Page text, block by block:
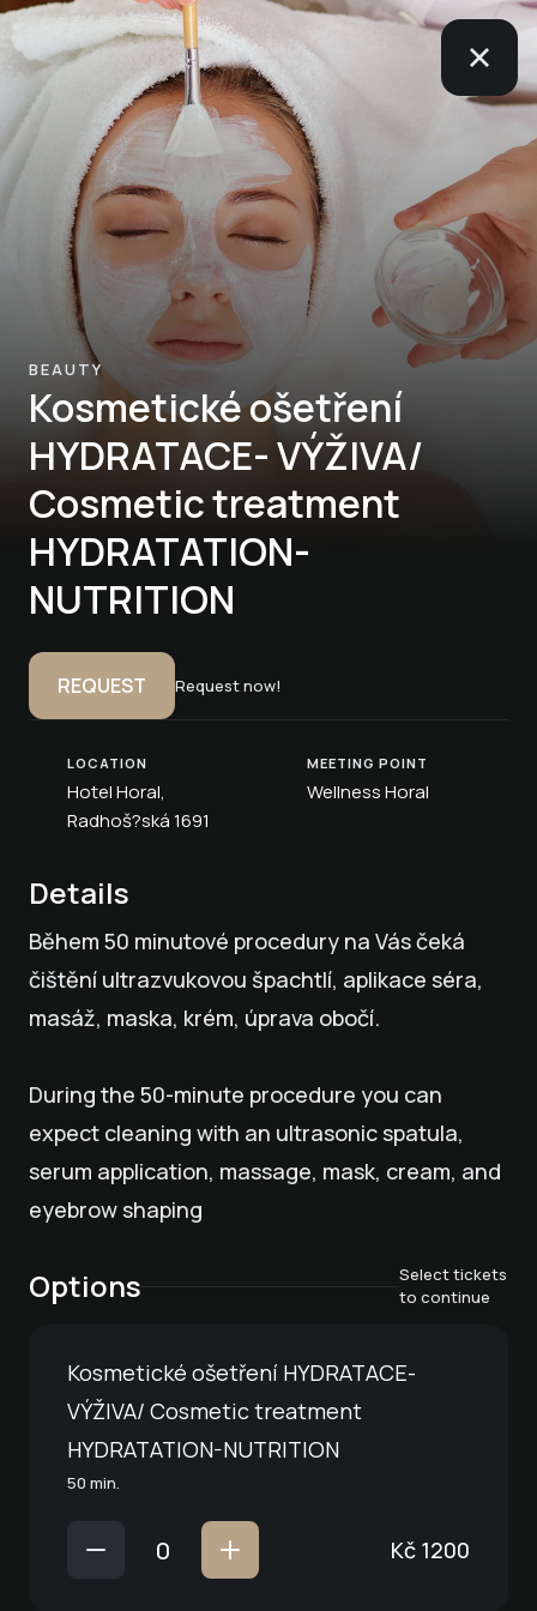
BEAUTY
Kosmetické ošetření
HYDRATACE- VÝŽIVA/
Cosmetic treatment
HYDRATATION-
NUTRITION
REQUEST Request now!
LOCATION
Hotel Horal,
Radhoš?ská 1691
MEETING POINT
Wellness Horal
Details
Během 50 minutové procedury na Vás čeká
čištění ultrazvukovou špachtlí, aplikace séra,
masáž, maska, krém, úprava obočí.
During the 50-minute procedure you can
expect cleaning with an ultrasonic spatula,
serum application, massage, mask, cream, and
eyebrow shaping
Options
Select tickets
to continue
Kosmetické ošetření HYDRATACE-
VÝŽIVA/ Cosmetic treatment
HYDRATATION-NUTRITION
50 min.
Kč 1200